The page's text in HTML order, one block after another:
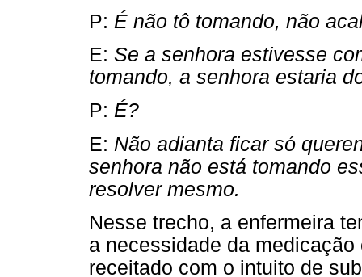
P: É não tô tomando, não
E: Se a senhora estivesse
tomando, a senhora estaria
P: É?
E: Não adianta ficar só
senhora não está tomando
resolver mesmo.
Nesse trecho, a enfermeira
a necessidade da
receitado com o intuito de